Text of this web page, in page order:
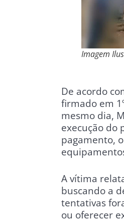
Imagem
De acordo
firmado em
mesmo dia,
execução do
pagamento,
A vítima
buscando a
tentativas
ou oferecer